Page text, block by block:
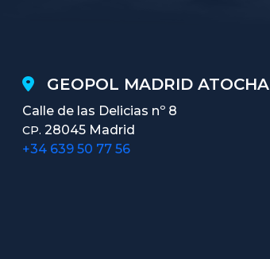
GEOPOL MADRID ATOCHA
Calle de las Delicias nº 8
CP. 28045 Madrid
+34 639 50 77 56